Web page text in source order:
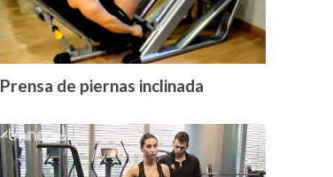
Prensa de piernas inclinada